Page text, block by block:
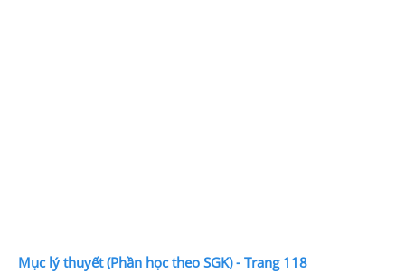
Mục lý thuyết (Phần học theo SGK) - Trang 118